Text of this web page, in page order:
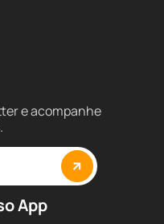
e acompanhe
App